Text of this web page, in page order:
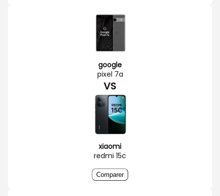
google
pixel 7a
VS
xiaomi
redmi 15c
Comparer